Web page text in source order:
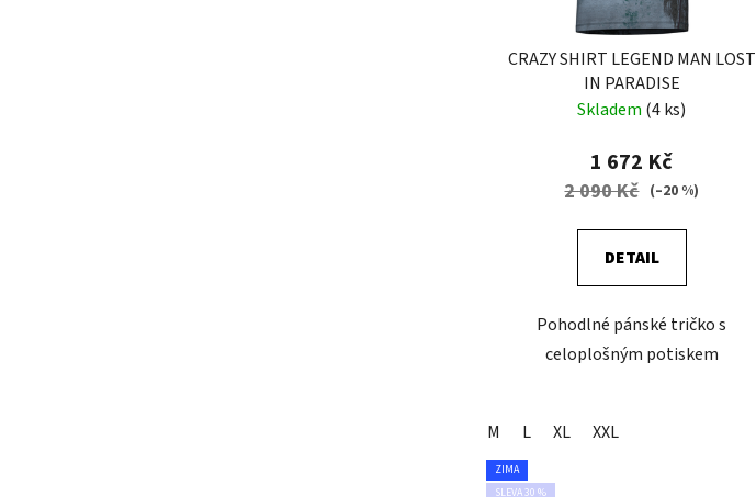
CRAZY SHIRT LEGEND MAN LOST
IN PARADISE
Skladem (4 ks)
1 672 Kč
2 090 Kč (–20 %)
DETAIL
Pohodlné pánské tričko s
celoplošným potiskem
M L XL XXL
ZIMA
SLEVA 30 %